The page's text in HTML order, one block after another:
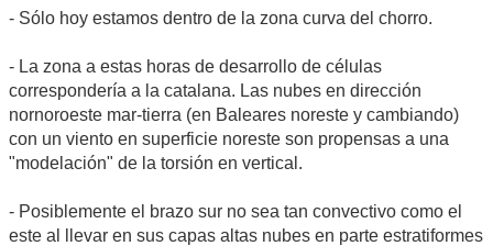
- Sólo hoy estamos dentro de la zona curva del chorro.
- La zona a estas horas de desarrollo de células
correspondería a la catalana. Las nubes en dirección
nornoroeste mar-tierra (en Baleares noreste y cambiando)
con un viento en superficie noreste son propensas a una
"modelación" de la torsión en vertical.
- Posiblemente el brazo sur no sea tan convectivo como el
este al llevar en sus capas altas nubes en parte estratiformes